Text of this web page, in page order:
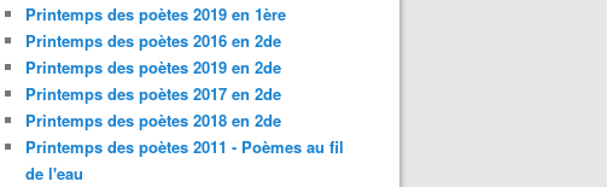
Printemps des poètes 2019 en 1ère
Printemps des poètes 2016 en 2de
Printemps des poètes 2019 en 2de
Printemps des poètes 2017 en 2de
Printemps des poètes 2018 en 2de
Printemps des poètes 2011 - Poèmes au fil
de l'eau